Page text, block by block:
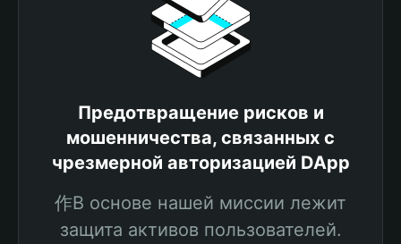
Предотвращение рисков и
мошенничества, связанных с
чрезмерной авторизацией DApp
作В основе нашей миссии лежит
защита активов пользователей.